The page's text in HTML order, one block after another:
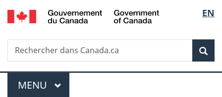
Passer
au
principal
Passer
à
Au
du
Passer
à
version
simplifiée
de
la
EN
Recherche
Rechercher
dans
Menu
MENU PRINCIPAL